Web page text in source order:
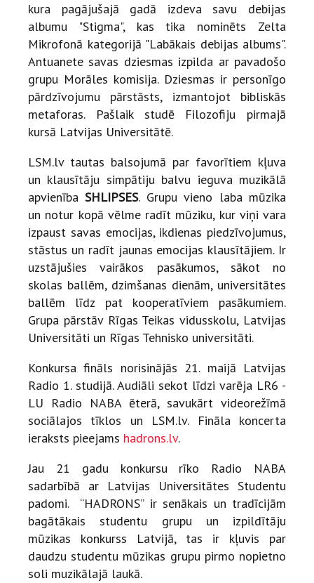
kura pagājušajā gadā izdeva savu debijas
albumu "Stigma", kas tika nominēts Zelta
Mikrofonā kategorijā "Labākais debijas albums".
Antuanete savas dziesmas izpilda ar pavadošo
grupu Morāles komisija. Dziesmas ir personīgo
pārdzīvojumu pārstāsts, izmantojot bibliskās
metaforas. Pašlaik studē Filozofiju pirmajā
kursā Latvijas Universitātē.
LSM.lv tautas balsojumā par favorītiem kļuva
un klausītāju simpātiju balvu ieguva muzikālā
apvienībaSHLIPSES. Grupu vieno laba mūzika
un notur kopā vēlme radīt mūziku, kur viņi vara
izpaust savas emocijas, ikdienas piedzīvojumus,
stāstus un radīt jaunas emocijas klausītājiem. Ir
uzstājušies vairākos pasākumos, sākot no
skolas ballēm, dzimšanas dienām, universitātes
ballēm līdz pat kooperatīviem pasākumiem.
Grupa pārstāv Rīgas Teikas vidusskolu, Latvijas
Universitāti un Rīgas Tehnisko universitāti.
Konkursa fināls norisinājās 21. maijā Latvijas
Radio 1. studijā. Audiāli sekot līdzi varēja LR6 -
LU Radio NABA ēterā, savukārt videorežīmā
sociālajos tīklos un LSM.lv. Fināla koncerta
ieraksts pieejams hadrons.lv.
Jau 21 gadu konkursu rīko Radio NABA
sadarbībā ar Latvijas Universitātes Studentu
padomi. “HADRONS” ir senākais un tradīcijām
bagātākais studentu grupu un izpildītāju
mūzikas konkurss Latvijā, tas ir kļuvis par
daudzu studentu mūzikas grupu pirmo nopietno
soli muzikālajā laukā.